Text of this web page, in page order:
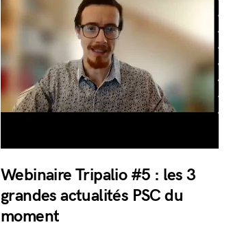
Webinaire Tripalio #5 : les 3
grandes actualités PSC du
moment